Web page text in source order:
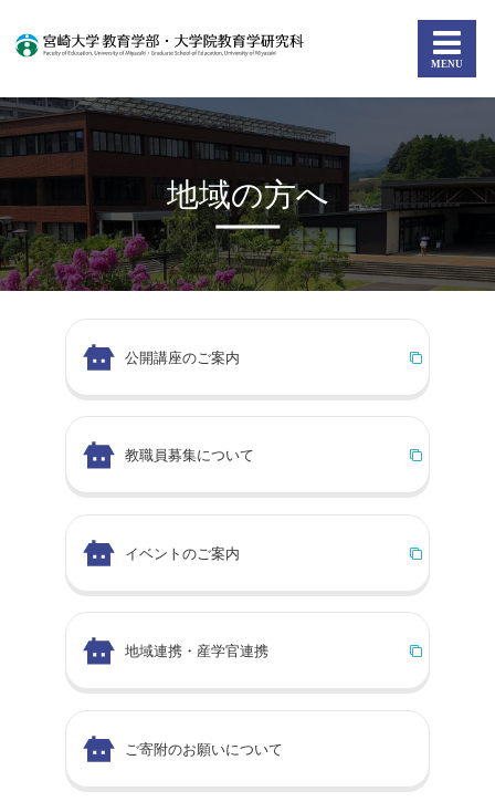
地域の方へ
公開講座のご案内
教職員募集について
イベントのご案内
地域連携・産学官連携
ご寄附のお願いについて